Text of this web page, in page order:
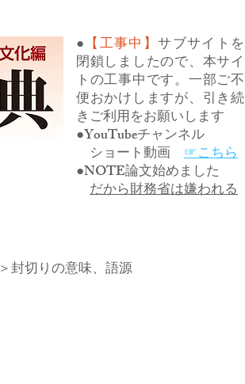
● 【工事中】サブサイトを
閉鎖しましたので、本サイ
トの工事中です。一部ご不
便おかけしますが、引き続
きご利用をお願いします
●YouTubeチャンネル
ショート動画 ☞こちら
●NOTE論文始めました
だから財務省は嫌われる
＞封切りの意味、語源